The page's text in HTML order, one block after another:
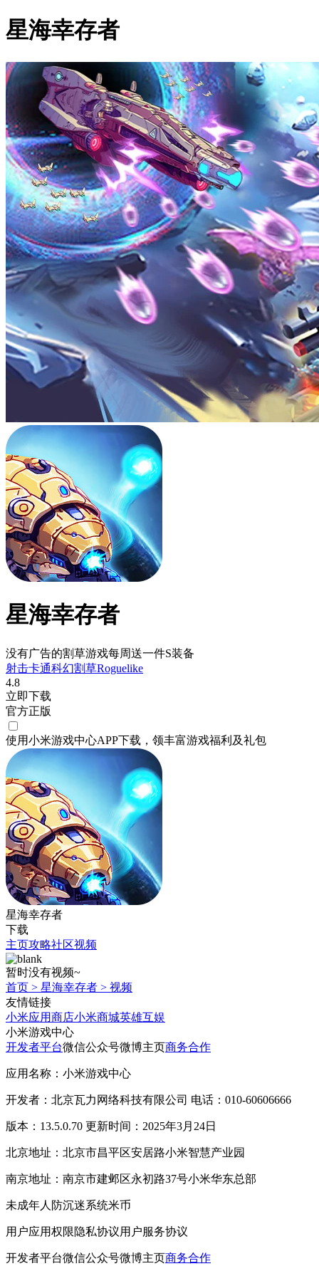
星海幸存者
星海幸存者
没有广告的割草游戏每周送一件S装备
射击卡通科幻割草Roguelike
4.8
立即下载
官方正版
使用小米游戏中心APP下载 ，领丰富游戏福利 及礼包
星海幸存者
下载
主页攻略社区视频
暂时没有视频~
首页 > 星海幸存者 > 视频
友情链接
小米应用商店小米商城英雄互娱
小米游戏中心
开发者平台微信公众号微博主页商务合作
应用名称：小米游戏中心
开发者：北京瓦力网络科技有限公司 电话：010-60606666
版本：13.5.0.70 更新时间：2025年3月24日
北京地址：北京市昌平区安居路小米智慧产业园
南京地址：南京市建邺区永初路37号小米华东总部
未成年人防沉迷系统米币
用户应用权限隐私协议用户服务协议
开发者平台微信公众号微博主页商务合作